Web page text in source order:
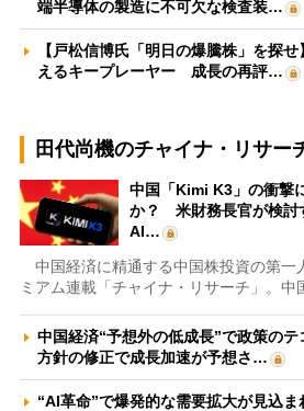
端半導体の製造に不可欠な検査装…
【戸松信博氏「明日の爆騰株」を探
えるキープレーヤー 成長の再評…
田代尚機のチャイナ・リサー
中国「Kimi K3」の衝撃
か？ 米財務長官が検討
AI…
中国経済に精通する中国株投資の第一
ミアム連載「チャイナ・リサーチ」。中
中国経済“予想外の低成長”で政策の
方針の修正で成長加速が予想さ…
“AI革命”で爆発的な需要拡大が見込